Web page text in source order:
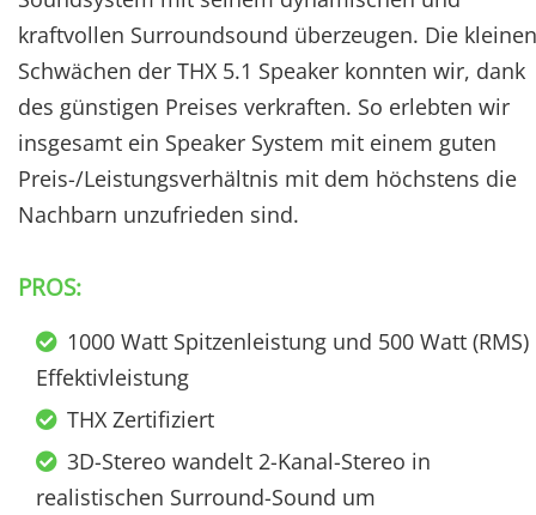
kraftvollen Surroundsound überzeugen. Die kleinen
Schwächen der THX 5.1 Speaker konnten wir, dank
des günstigen Preises verkraften. So erlebten wir
insgesamt ein Speaker System mit einem guten
Preis-/Leistungsverhältnis mit dem höchstens die
Nachbarn unzufrieden sind.
PROS:
1000 Watt Spitzenleistung und 500 Watt (RMS)
Effektivleistung
THX Zertifiziert
3D-Stereo wandelt 2-Kanal-Stereo in
realistischen Surround-Sound um